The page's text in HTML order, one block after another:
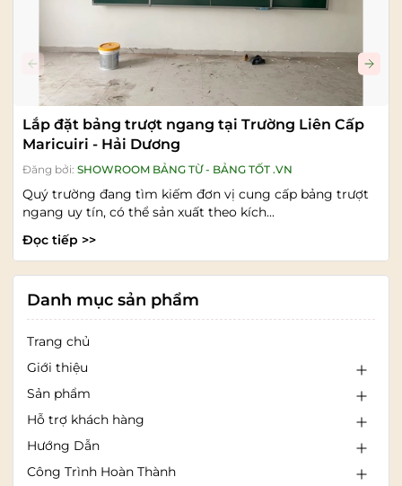
Lắp đặt bảng trượt ngang tại Trường Liên Cấp
Maricuiri - Hải Dương
Đăng bởi: SHOWROOM BẢNG TỪ - BẢNG TỐT .VN
Quý trường đang tìm kiếm đơn vị cung cấp bảng trượt
ngang uy tín, có thể sản xuất theo kích...
Đọc tiếp >>
Danh mục sản phẩm
Trang chủ
Giới thiệu
Sản phẩm
Hỗ trợ khách hàng
Hướng Dẫn
Công Trình Hoàn Thành